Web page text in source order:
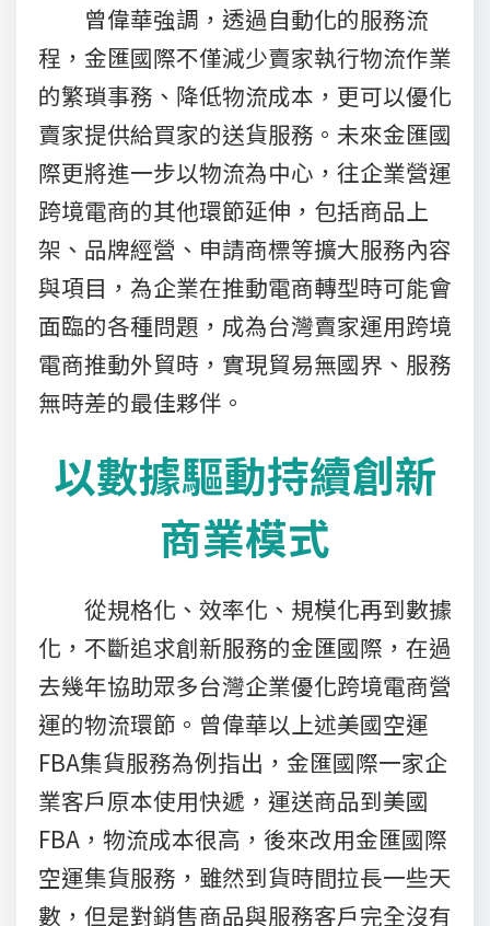
曾偉華強調，透過自動化的服務流
程，金匯國際不僅減少賣家執行物流作業
的繁瑣事務、降低物流成本，更可以優化
賣家提供給買家的送貨服務。未來金匯國
際更將進一步以物流為中心，往企業營運
跨境電商的其他環節延伸，包括商品上
架、品牌經營、申請商標等擴大服務內容
與項目，為企業在推動電商轉型時可能會
面臨的各種問題，成為台灣賣家運用跨境
電商推動外貿時，實現貿易無國界、服務
無時差的最佳夥伴。
以數據驅動持續創新
商業模式
從規格化、效率化、規模化再到數據
化，不斷追求創新服務的金匯國際，在過
去幾年協助眾多台灣企業優化跨境電商營
運的物流環節。曾偉華以上述美國空運
FBA集貨服務為例指出，金匯國際一家企
業客戶原本使用快遞，運送商品到美國
FBA，物流成本很高，後來改用金匯國際
空運集貨服務，雖然到貨時間拉長一些天
數，但是對銷售商品與服務客戶完全沒有